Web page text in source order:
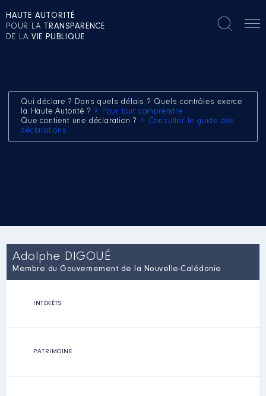
HAUTE AUTORITÉ
POUR LA TRANSPARENCE
DE LA VIE PUBLIQUE
Qui déclare ? Dans quels délais ? Quels contrôles exerce
la Haute Autorité ? > Pour tout comprendre
Que contient une déclaration ? > Consulter le guide des
déclarations
Adolphe DIGOUÉ
Membre du Gouvernement de la Nouvelle-Calédonie
INTÉRÊTS
PATRIMOINE